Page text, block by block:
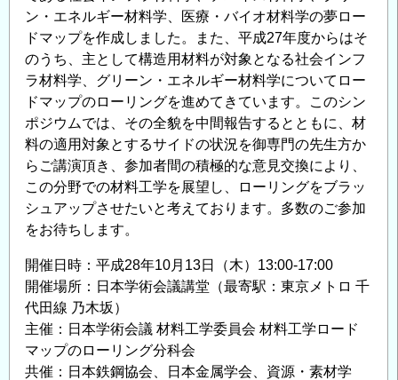
ン・エネルギー材料学、医療・バイオ材料学の夢ロー
ドマップを作成しました。また、平成27年度からはそ
のうち、主として構造用材料が対象となる社会インフ
ラ材料学、グリーン・エネルギー材料学についてロー
ドマップのローリングを進めてきています。このシン
ポジウムでは、その全貌を中間報告するとともに、材
料の適用対象とするサイドの状況を御専門の先生方か
らご講演頂き、参加者間の積極的な意見交換により、
この分野での材料工学を展望し、ローリングをブラッ
シュアップさせたいと考えております。多数のご参加
をお待ちします。
開催日時：平成28年10月13日（木）13:00-17:00
開催場所：日本学術会議講堂（最寄駅：東京メトロ 千
代田線 乃木坂）
主催：日本学術会議 材料工学委員会 材料工学ロード
マップのローリング分科会
共催：日本鉄鋼協会、日本金属学会、資源・素材学